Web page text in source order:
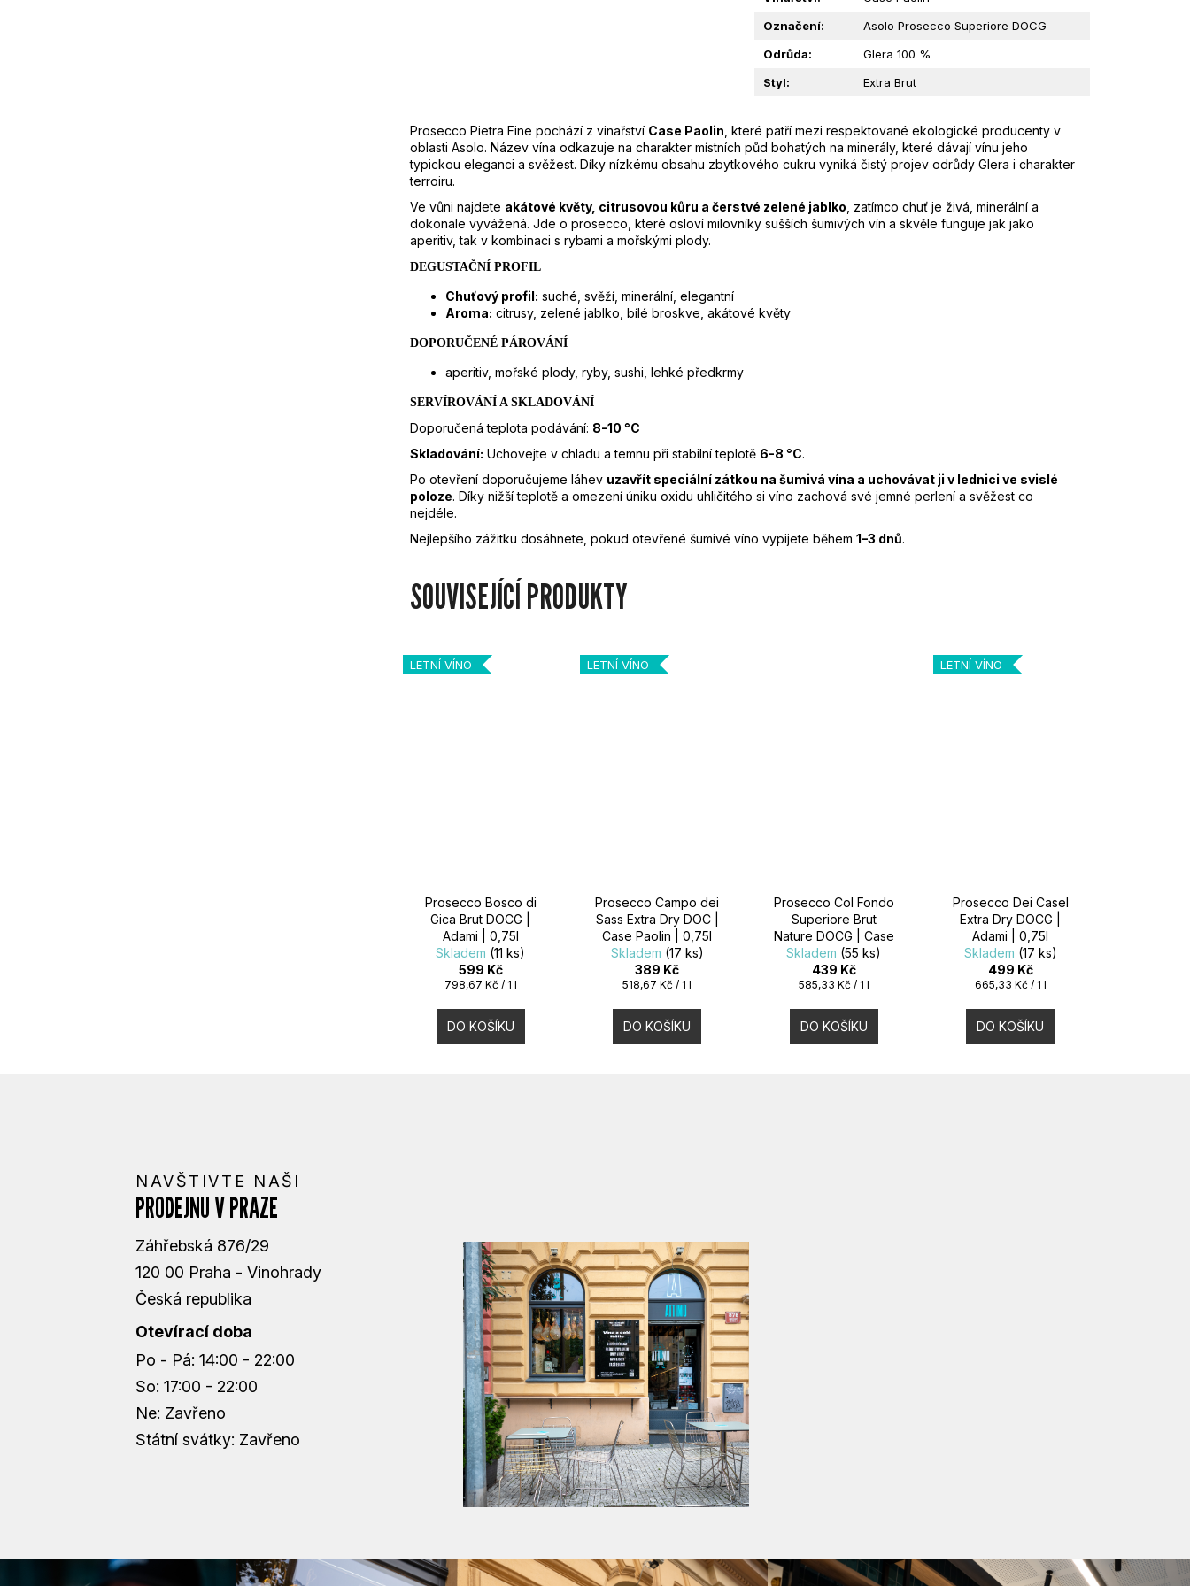
Označení:
Asolo Prosecco Superiore DOCG
Odrůda:
Glera 100 %
Styl: Extra Brut
Prosecco Pietra Fine pochází z vinařství Case Paolin , které patří mezi respektované ekologické producenty v
oblasti Asolo. Název vína odkazuje na charakter místních půd bohatých na minerály, které dávají vínu jeho
typickou eleganci a svěžest. Díky nízkému obsahu zbytkového cukru vyniká čistý projev odrůdy Glera i charakter
terroiru.
Ve vůni najdete akátové květy, citrusovou kůru a čerstvé zelené jablko , zatímco chuť je živá, minerální a
dokonale vyvážená. Jde o prosecco, které osloví milovníky sušších šumivých vín a skvěle funguje jak jako
aperitiv, tak v kombinaci s rybami a mořskými plody.
DEGUSTAČNÍ PROFIL
Chuťový profil: suché, svěží, minerální, elegantní
Aroma: citrusy, zelené jablko, bílé broskve, akátové květy
DOPORUČENÉ PÁROVÁNÍ
aperitiv, mořské plody, ryby, sushi, lehké předkrmy
SERVÍROVÁNÍ A SKLADOVÁNÍ
Doporučená teplota podávání: 8-10 °C
Skladování: Uchovejte v chladu a temnu při stabilní teplotě 6-8 °C.
Po otevření doporučujeme láhev uzavřít speciální zátkou na šumivá vína a uchovávat ji v lednici ve svislé
poloze. Díky nižší teplotě a omezení úniku oxidu uhličitého si víno zachová své jemné perlení a svěžest co
nejdéle.
Nejlepšího zážitku dosáhnete, pokud otevřené šumivé víno vypijete během 1–3 dnů.
SOUVISEJÍCÍ PRODUKTY
LETNÍ VÍNO
Prosecco Bosco di
Gica Brut DOCG |
Adami | 0,75l
Skladem (11 ks)
599 Kč
Měrná
798,67 Kč / 1 l
DO KOŠÍKU
LETNÍ VÍNO
Prosecco Campo dei
Sass Extra Dry DOC |
Case Paolin | 0,75l
Skladem (17 ks)
389 Kč
Měrná
518,67 Kč / 1 l
DO KOŠÍKU
Prosecco Col Fondo
Superiore Brut
Nature DOCG | Case
Paolin | 0,75l
Skladem (55 ks)
439 Kč
Měrná
585,33 Kč / 1 l
DO KOŠÍKU
LETNÍ VÍNO
Prosecco Dei Casel
Extra Dry DOCG |
Adami | 0,75l
Skladem (17 ks)
499 Kč
Měrná
665,33 Kč / 1 l
DO KOŠÍKU
NAVŠTIVTE NAŠI
PRODEJNU V PRAZE
Záhřebská 876/29
120 00 Praha - Vinohrady
Česká republika
Otevírací doba
Po - Pá: 14:00 - 22:00
So: 17:00 - 22:00
Ne: Zavřeno
Státní svátky: Zavřeno